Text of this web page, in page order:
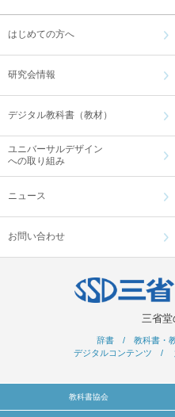
はじめての方へ
研究会情報
デジタル教科書（教材）
ユニバーサルデザイン
への取り組み
ニュース
お問い合わせ
三省
辞書 / 教科書・
デジタルコンテンツ /
教科書協会